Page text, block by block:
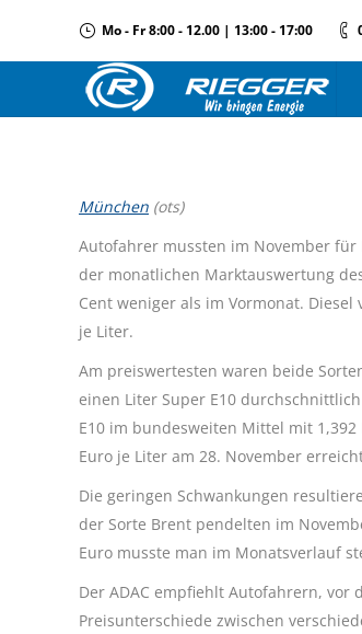
Mo - Fr 8:00 - 12.00 | 13:00 - 17:00
München (ots)
Autofahrer mussten im November
der monatlichen Marktauswertung
Cent weniger als im Vormonat.
je Liter.
Am preiswertesten waren beide
einen Liter Super E10
E10 im bundesweiten Mittel mit
Euro je Liter am 28. November
Die geringen Schwankungen
der Sorte Brent pendelten im
Euro musste man im Monatsverlauf
Der ADAC empfiehlt Autofahrern, vor
Preisunterschiede zwischen